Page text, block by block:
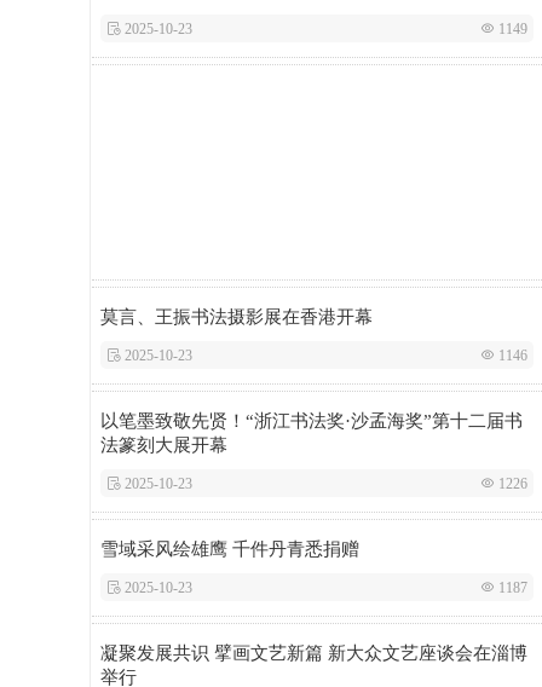
 2025-10-23  1149
莫言、王振书法摄影展在香港开幕
 2025-10-23  1146
以笔墨致敬先贤！“浙江书法奖·沙孟海奖”第十二届书
法篆刻大展开幕
 2025-10-23  1226
雪域采风绘雄鹰 千件丹青悉捐赠
 2025-10-23  1187
凝聚发展共识 擘画文艺新篇 新大众文艺座谈会在淄博
举行